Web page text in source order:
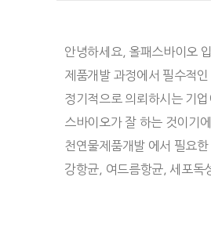
안녕하세요, 올패스바이오
제품개발 과정에서 필수적
정기적으로 의뢰하시는 기
스바이오가 잘 하는 것이기
천연물제품개발 에서 필요
강항균, 여드름항균, 세포독